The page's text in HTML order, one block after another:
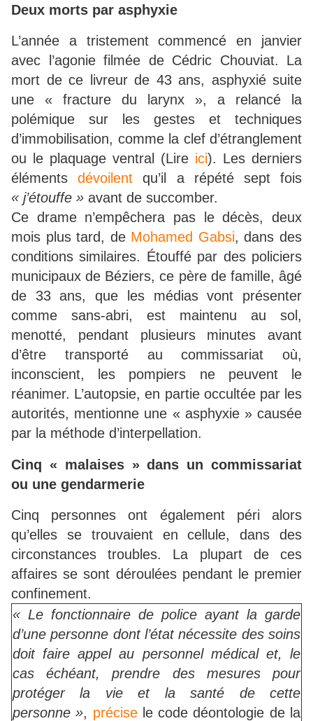
Deux morts par asphyxie
L’année a tristement commencé en janvier
avec l’agonie filmée de Cédric Chouviat. La
mort de ce livreur de 43 ans, asphyxié suite
une « fracture du larynx », a relancé la
polémique sur les gestes et techniques
d’immobilisation, comme la clef d’étranglement
ou le plaquage ventral (Lire ici). Les derniers
élémentsdévoilent qu’il a répété sept fois
« j’étouffe » avant de succomber.
Ce drame n’empêchera pas le décès, deux
mois plus tard, de Mohamed Gabsi, dans des
conditions similaires. Étouffé par des policiers
municipaux de Béziers, ce père de famille, âgé
de 33 ans, que les médias vont présenter
comme sans-abri, est maintenu au sol,
menotté, pendant plusieurs minutes avant
d’être transporté au commissariat où,
inconscient, les pompiers ne peuvent le
réanimer. L’autopsie, en partie occultée par les
autorités, mentionne une « asphyxie » causée
par la méthode d’interpellation.
Cinq « malaises » dans un commissariat
ou une gendarmerie
Cinq personnes ont également péri alors
qu’elles se trouvaient en cellule, dans des
circonstances troubles. La plupart de ces
affaires se sont déroulées pendant le premier
confinement.
« Le fonctionnaire de police ayant la garde
d’une personne dont l’état nécessite des soins
doit faire appel au personnel médical et, le
cas échéant, prendre des mesures pour
protéger la vie et la santé de cette
personne », précisele code déontologie de la